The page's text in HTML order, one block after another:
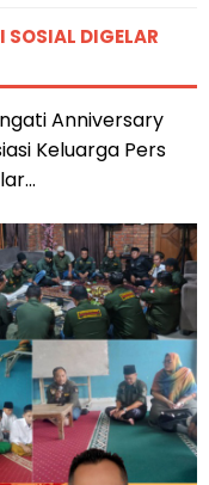
DIGELAR
Anniversary
Keluarga Pers